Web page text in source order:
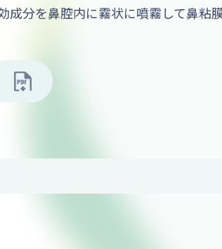
成分を鼻腔内に霧状に噴霧して鼻粘